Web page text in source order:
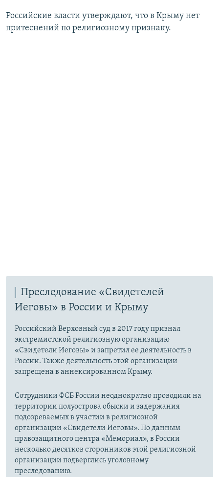
Российские власти утверждают, что в Крыму нет
притеснений по религиозному признаку.
Преследование «Свидетелей
Иеговы» в России и Крыму
Российский Верховный суд в 2017 году признал
экстремистской религиозную организацию
«Свидетели Иеговы» и запретил ее деятельность в
России. Также деятельность этой организации
запрещена в аннексированном Крыму.
Сотрудники ФСБ России неоднократно проводили на
территории полуострова обыски и задержания
подозреваемых в участии в религиозной
организации «Свидетели Иеговы». По данным
правозащитного центра «Мемориал», в России
несколько десятков сторонников этой религиозной
организации подверглись уголовному
преследованию.